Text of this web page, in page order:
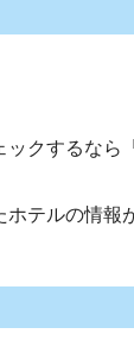
クするなら
テルの情報